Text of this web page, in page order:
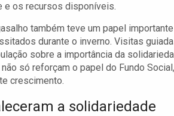
e os recursos disponíveis.
também teve um papel
durante o inverno. Visitas
sobre a importância da
só reforçam o papel do Fundo
crescimento.
a solidariedade